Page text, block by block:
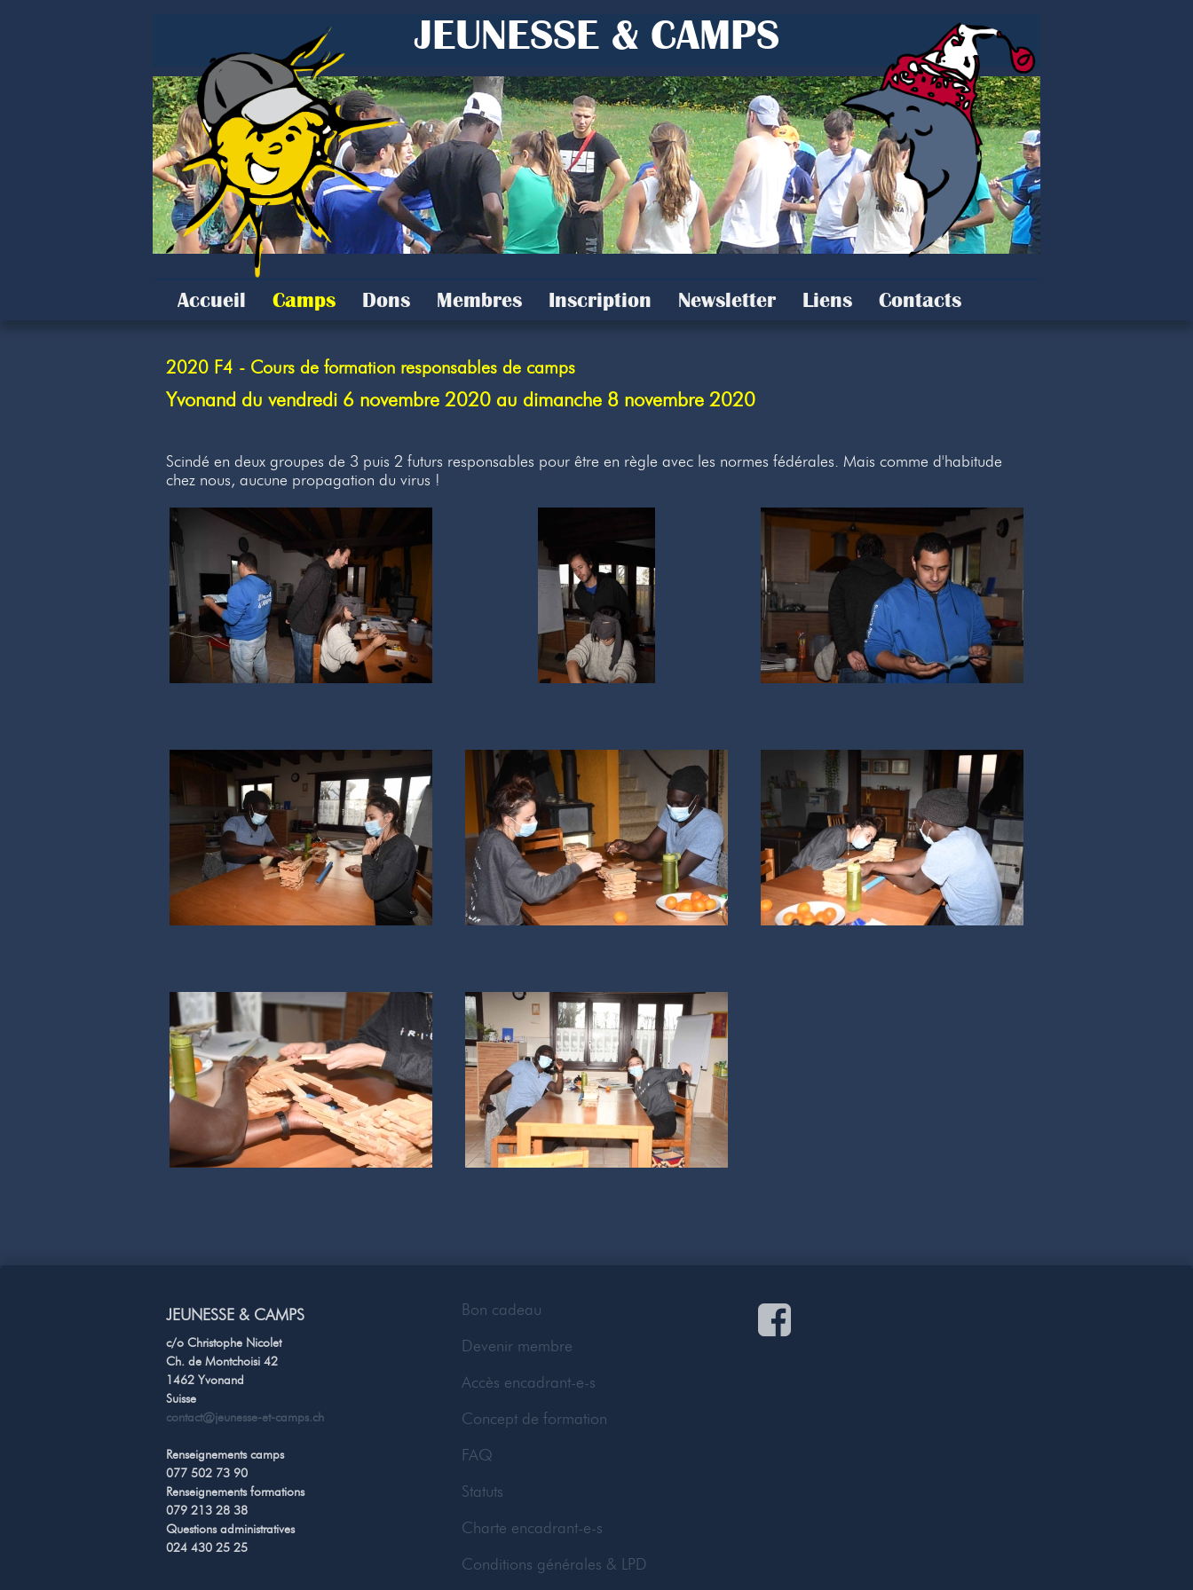
JEUNESSE & CAMPS
Accueil Camps Dons Membres Inscription Newsletter Liens Contacts
2020 F4 - Cours de formation responsables de camps
Yvonand du vendredi 6 novembre 2020 au dimanche 8 novembre 2020
Scindé en deux groupes de 3 puis 2 futurs responsables pour être en règle avec les normes fédérales. Mais comme d'habitude
chez nous, aucune propagation du virus !
JEUNESSE & CAMPS
c/o Christophe Nicolet
Ch. de Montchoisi 42
1462 Yvonand
Suisse
contact@jeunesse-et-camps.ch
Renseignements camps
077 502 73 90
Renseignements formations
079 213 28 38
Questions administratives
024 430 25 25
Bon cadeau
Devenir membre
Accès encadrant-e-s
Concept de formation
FAQ
Statuts
Charte encadrant-e-s
Conditions générales & LPD